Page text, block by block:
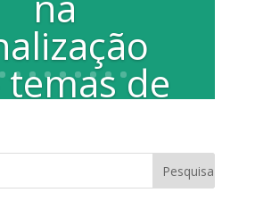
temas de
(10), a vereadora Juliana
se reuniu com o